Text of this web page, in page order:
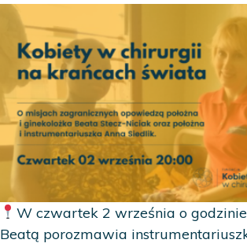
W czwartek 2 września o
Beatą porozmawia